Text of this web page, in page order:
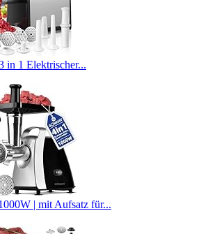
in 1 Elektrischer...
| mit Aufsatz für...